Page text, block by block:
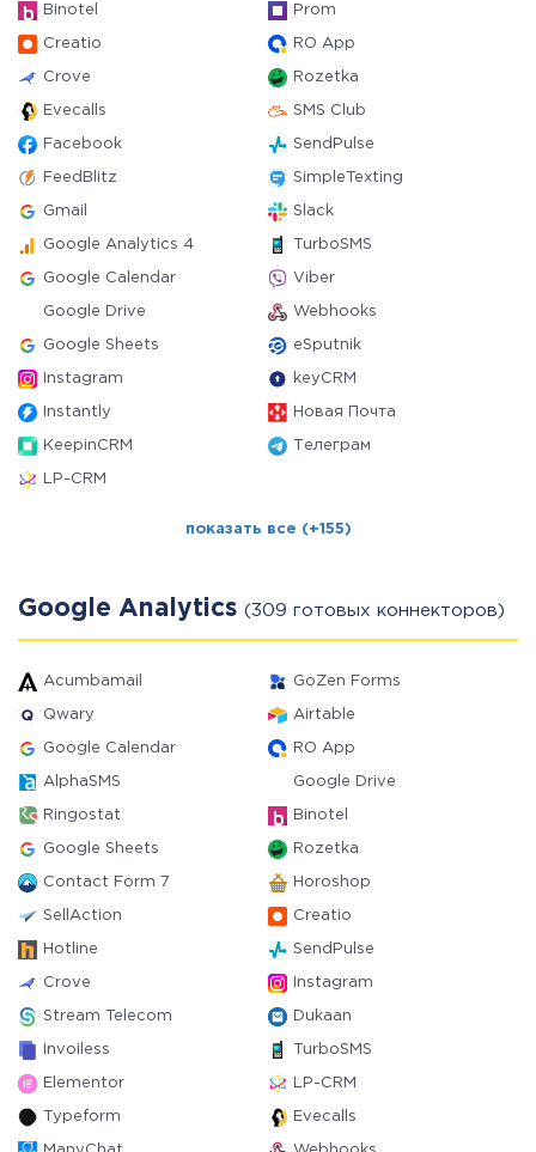
Binotel Prom
Creatio RO App
Crove Rozetka
Evecalls SMS Club
Facebook SendPulse
FeedBlitz SimpleTexting
Gmail Slack
Google Analytics 4 TurboSMS
Google Calendar Viber
Google Drive Webhooks
Google Sheets eSputnik
Instagram keyCRM
Instantly Новая Почта
KeepinCRM Телеграм
LP-CRM
показать все (+155)
Google Analytics (309 готовых коннекторов)
Acumbamail GoZen Forms
Qwary Airtable
Google Calendar RO App
AlphaSMS Google Drive
Ringostat Binotel
Google Sheets Rozetka
Contact Form 7 Horoshop
SellAction Creatio
Hotline SendPulse
Crove Instagram
Stream Telecom Dukaan
Invoiless TurboSMS
Elementor LP-CRM
Typeform Evecalls